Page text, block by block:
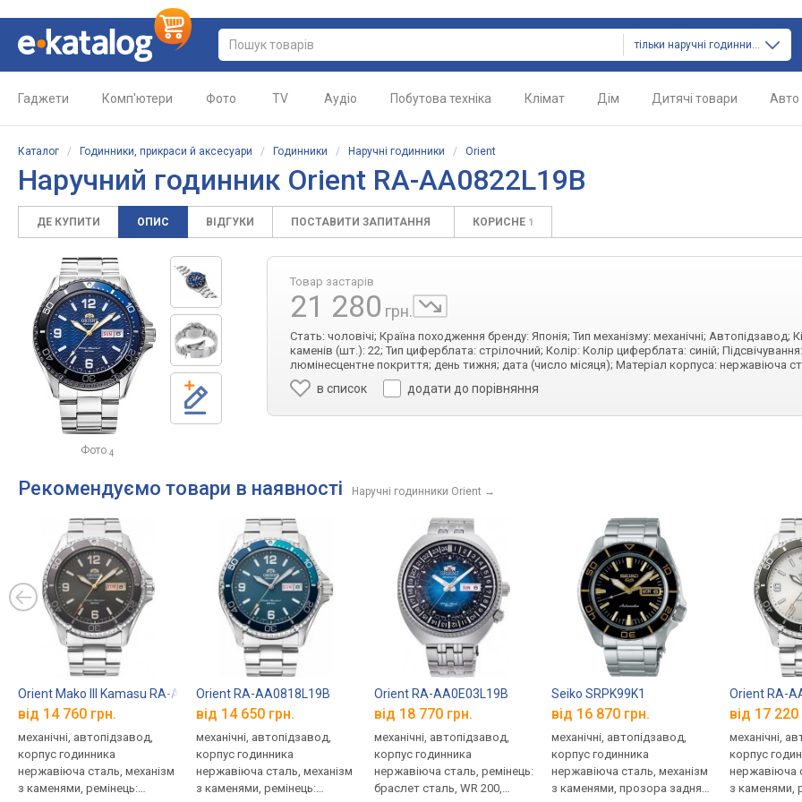
тільки наручні годинники
Гаджети Комп'ютери Фото TV Аудіо Побутова техніка Клімат Дім Дитячі товари Авто
Каталог / Годинники, прикраси й аксесуари / Годинники / Наручні годинники / Orient
Наручний годинник Orient RA-AA0822L19B
ДЕ КУПИТИ ОПИС ВІДГУКИ ПОСТАВИТИ ЗАПИТАННЯ КОРИСНЕ 1
Фото 4
Товар застарів
21 280 грн.
Стать: чоловічі; Країна походження бренду: Японія; Тип механізму: механічні; Автопідзавод;
каменів (шт.): 22; Тип циферблата: стрілочний; Колір: Колір циферблата: синій; Підсвічування:
люмінесцентне покриття; день тижня; дата (число місяця); Матеріал корпуса: нержавіюча
в список додати до порівняння
Рекомендуємо товари в наявності Наручні годинники Orient →
Orient Mako III Kamasu RA-AA0819N19B
від 14 760 грн.
механічні, автопідзавод,
корпус годинника
нержавіюча сталь, механізм
з каменями, ремінець:
Orient RA-AA0818L19B
від 14 650 грн.
механічні, автопідзавод,
корпус годинника
нержавіюча сталь, механізм
з каменями, ремінець:
Orient RA-AA0E03L19B
від 18 770 грн.
механічні, автопідзавод,
корпус годинника
нержавіюча сталь, ремінець:
браслет сталь, WR 200,
Seiko SRPK99K1
від 16 870 грн.
механічні, автопідзавод,
корпус годинника
нержавіюча сталь, механізм
з каменями, прозора задня
Orient RA-
від 17 220
механічні,
корпус
нержавіюча
з каменями,